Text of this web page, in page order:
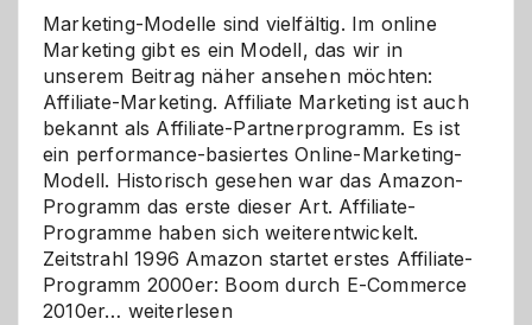
Marketing-Modelle sind vielfältig. Im online
Marketing gibt es ein Modell, das wir in
unserem Beitrag näher ansehen möchten:
Affiliate-Marketing. Affiliate Marketing ist auch
bekannt als Affiliate-Partnerprogramm. Es ist
ein performance-basiertes Online-Marketing-
Modell. Historisch gesehen war das Amazon-
Programm das erste dieser Art. Affiliate-
Programme haben sich weiterentwickelt.
Zeitstrahl 1996 Amazon startet erstes Affiliate-
Programm 2000er: Boom durch E-Commerce
2010er… Affiliate-
weiterlesen